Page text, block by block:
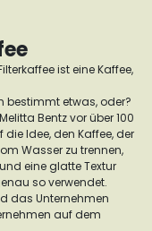
ist eine Kaffee,
bestimmt etwas, oder?
Bentz vor über 100
Idee, den Kaffee, der
Wasser zu trennen,
eine glatte Textur
so verwendet.
das Unternehmen
auf dem